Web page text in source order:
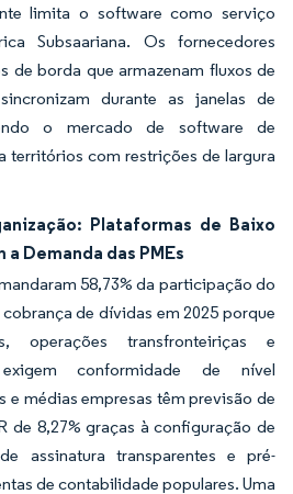
limita o software como serviço
Subsaariana. Os fornecedores
de borda que armazenam fluxos de
durante as janelas de
o mercado de software de
territórios com restrições de largura
Plataformas de Baixo
Demanda das PMEs
58,73% da participação do
de dívidas em 2025 porque
operações transfronteiriças e
conformidade de nível
e médias empresas têm previsão de
de 8,27% graças à configuração de
assinatura transparentes e pré-
de contabilidade populares. Uma